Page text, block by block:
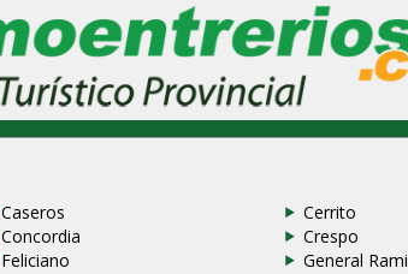
Caseros Cerrito
Concordia Crespo
Feliciano General